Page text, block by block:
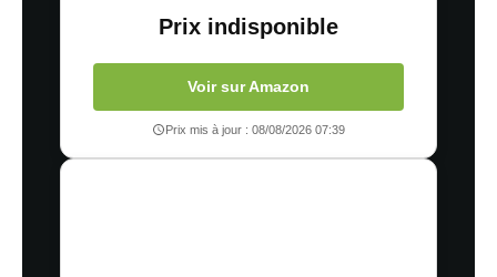
Prix indisponible
Voir sur Amazon
Prix mis à jour : 08/08/2026 07:39